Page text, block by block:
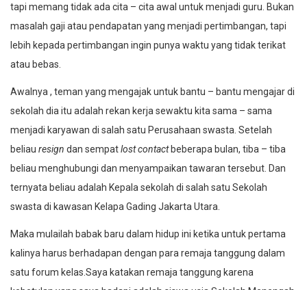
tapi memang tidak ada cita – cita awal untuk menjadi guru. Bukan
masalah gaji atau pendapatan yang menjadi pertimbangan, tapi
lebih kepada pertimbangan ingin punya waktu yang tidak terikat
atau bebas.
Awalnya , teman yang mengajak untuk bantu – bantu mengajar di
sekolah dia itu adalah rekan kerja sewaktu kita sama – sama
menjadi karyawan di salah satu Perusahaan swasta. Setelah
beliau resign dan sempatlostcontactbeberapa bulan, tiba – tiba
beliau menghubungi dan menyampaikan tawaran tersebut. Dan
ternyata beliau adalah Kepala sekolah di salah satu Sekolah
swasta di kawasan Kelapa Gading Jakarta Utara.
Maka mulailah babak baru dalam hidup ini ketika untuk pertama
kalinya harus berhadapan dengan para remaja tanggung dalam
satu forum kelas.Saya katakan remaja tanggung karena